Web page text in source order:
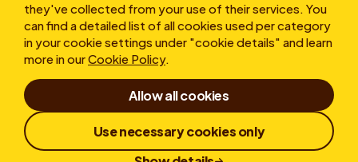
they've collected from your use of their services. You
can find a detailed list of all cookies used per category
in your cookie settings under "cookie details" and learn
more in ourCookie Policy.
Allow all cookies
Use necessary cookies only
Condicions d'ús
Declaración de Confidencialidad Cookies
Política de DenunciasDivulgación Responsable